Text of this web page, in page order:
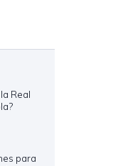
Real
para